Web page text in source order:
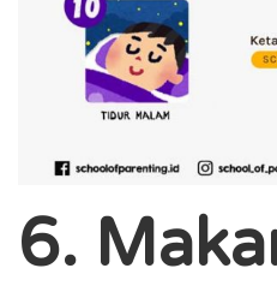
6.